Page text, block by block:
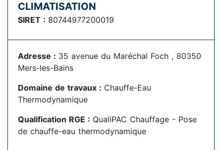
CLIMATISATION
SIRET : 80744977200019
Adresse : 35 avenue du Maréchal Foch , 80350
Mers-les-Bains
Domaine de travaux : Chauffe-Eau
Thermodynamique
Qualification RGE : QualiPAC Chauffage - Pose
de chauffe-eau thermodynamique